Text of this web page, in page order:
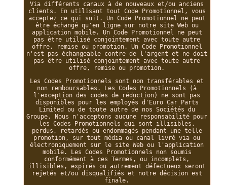
Via différents canaux à de nouveaux et/ou anciens
clients. En utilisant tout Code Promotionnel, vous
acceptez ce qui suit. Un Code Promotionnel ne peut
être échangé qu'en ligne sur notre site Web ou
application mobile. Un Code Promotionnel ne peut
pas être utilisé conjointement avec toute autre
offre, remise ou promotion. Un Code Promotionnel
n'est pas échangeable contre de l'argent et ne doit
pas être utilisé conjointement avec toute autre
offre, remise ou promotion.
Les Codes Promotionnels sont non transférables et
non remboursables. Les Codes Promotionnels (à
l'exception des codes de réduction) ne sont pas
disponibles pour les employés d'Euro Car Parts
Limited ou de toute autre de nos Sociétés du
Groupe. Nous n'acceptons aucune responsabilité pour
les Codes Promotionnels qui sont illisibles,
perdus, retardés ou endommagés pendant une telle
promotion, sur tout média ou canal livré via ou
électroniquement sur le site Web ou l'application
mobile. Les Codes Promotionnels non soumis
conformément à ces Termes, ou incomplets,
illisibles, expirés ou autrement défectueux seront
rejetés et/ou disqualifiés et notre décision est
finale.